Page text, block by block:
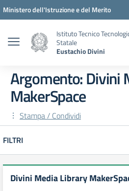
Vai ai contenuti
Vai al menu di navigazione
Vai al footer
Ministero dell'Istruzione e del Merito
Istituto Tecnico
Statale
Eustachio Divini
Argomento: Divini
MakerSpace
Stampa / Condividi
FILTRI
Divini Media Library